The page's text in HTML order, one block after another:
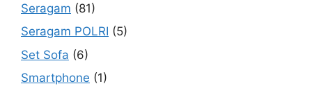
Seragam (81)
Seragam POLRI (5)
Set Sofa (6)
Smartphone (1)